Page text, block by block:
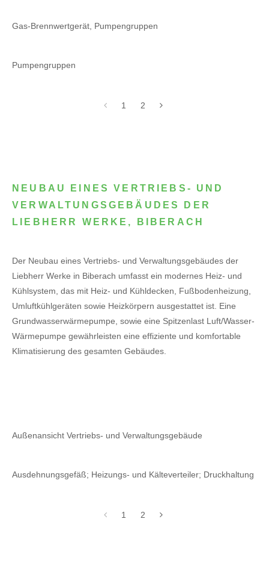
Gas-Brennwertgerät, Pumpengruppen
Pumpengruppen
1 2
NEUBAU EINES VERTRIEBS- UND
VERWALTUNGSGEBÄUDES DER
LIEBHERR WERKE, BIBERACH
Der Neubau eines Vertriebs- und Verwaltungsgebäudes der
Liebherr Werke in Biberach umfasst ein modernes Heiz- und
Kühlsystem, das mit Heiz- und Kühldecken, Fußbodenheizung,
Umluftkühlgeräten sowie Heizkörpern ausgestattet ist. Eine
Grundwasserwärmepumpe, sowie eine Spitzenlast Luft/Wasser-
Wärmepumpe gewährleisten eine effiziente und komfortable
Klimatisierung des gesamten Gebäudes.
Außenansicht Vertriebs- und Verwaltungsgebäude
Ausdehnungsgefäß; Heizungs- und Kälteverteiler; Druckhaltung
1 2